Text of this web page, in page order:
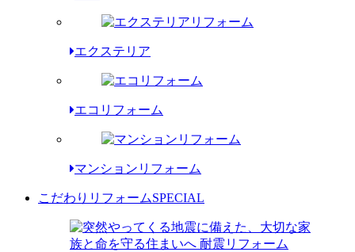
エクステリア
エコリフォーム
マンションリフォーム
こだわりリフォームSPECIAL